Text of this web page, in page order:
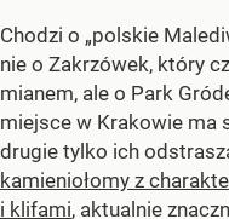
Chodzi o „polskie
nie o Zakrzówek, który
mianem, ale o Park
miejsce w Krakowie ma
drugie tylko ich
kamieniołomy z
i klifami, aktualnie